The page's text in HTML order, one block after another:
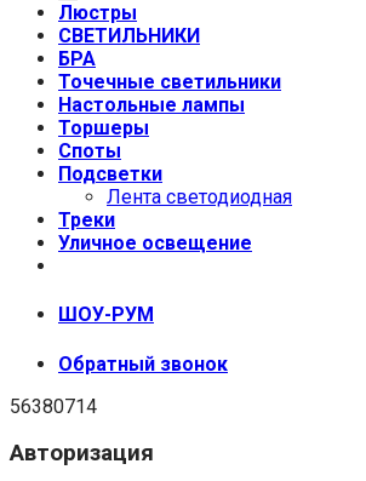
Люстры
СВЕТИЛЬНИКИ
БРА
Точечные светильники
Настольные лампы
Торшеры
Споты
Подсветки
Лента светодиодная
Треки
Уличное освещение
ШОУ-РУМ
Обратный звонок
56380714
Авторизация